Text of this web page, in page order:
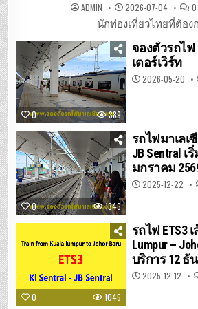
ADMIN 2026-07-04 0
นักท่องเที่ยวไทยที่ต้อง
0 389
จองตั๋วรถไฟ
เตอร์เวิร์ท
2026-05-20
0 1346
รถไฟมาเลเซี
JB Sentral เ
มกราคม
2025-12-22
0 1045
รถไฟ ETS3
Lumpur –
บริการ 12 ธั
2025-12-12